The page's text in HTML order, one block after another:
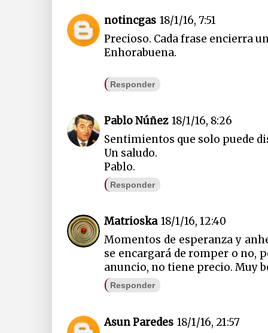
notincgas 18/1/16, 7:51
Precioso. Cada frase encierra
Enhorabuena.
Responder
Pablo Núñez 18/1/16, 8:26
Sentimientos que solo puede
Un saludo.
Pablo.
Responder
Matrioska 18/1/16, 12:40
Momentos de esperanza y
se encargará de romper o no,
anuncio, no tiene precio. Muy
Responder
Asun Paredes 18/1/16, 21:57